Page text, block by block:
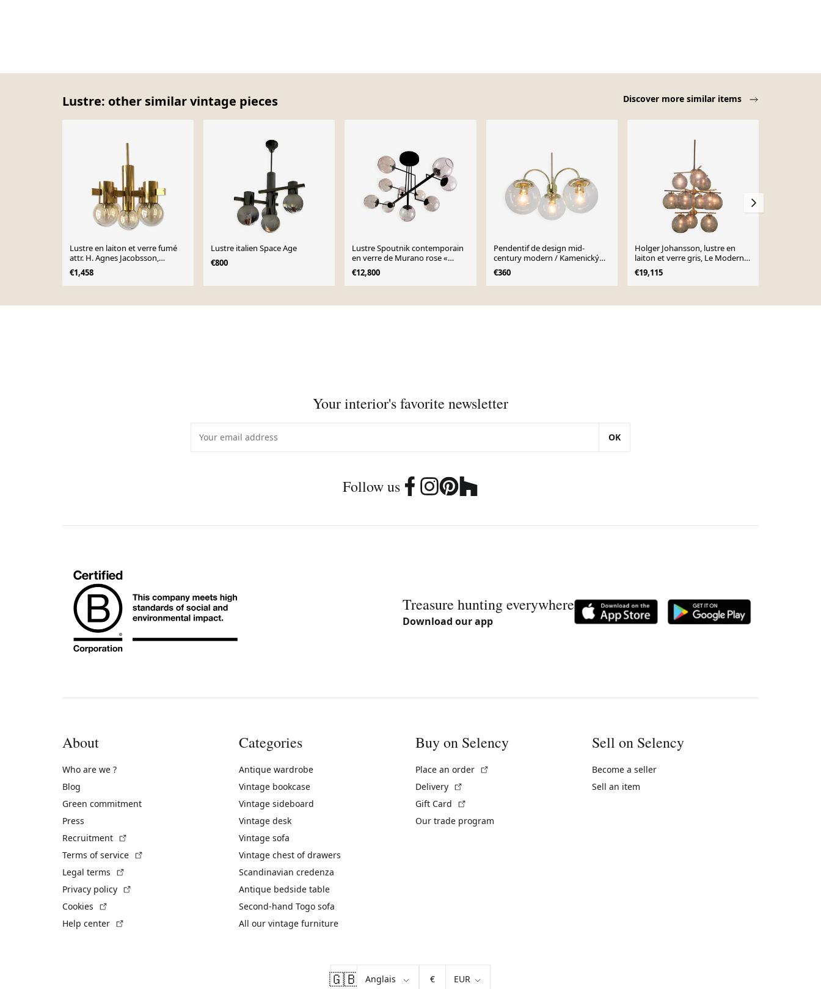
Lustre: other similar vintage pieces Discover more similar items
Lustre en laiton et verre fumé
attr. H. Agnes Jacobsson,
années 1960, Suède
€1,458
Lustre italien Space Age
€800
Lustre Spoutnik contemporain
en verre de Murano rose «
Pulegoso »
€12,800
Pendentif de design mid-
century modern / Kamenický
Šenov, années 1980
€360
Holger Johansson, lustre en
laiton et verre gris, Le Moderne
Scandinave
€19,115
Your interior's favorite newsletter
OK
Follow us
Treasure hunting everywhere
Download our app
About
Who are we ?
Blog
Green commitment
Press
Recruitment
Terms of service
Legal terms
Privacy policy
Cookies
Help center
Categories
Antique wardrobe
Vintage bookcase
Vintage sideboard
Vintage desk
Vintage sofa
Vintage chest of drawers
Scandinavian credenza
Antique bedside table
Second-hand Togo sofa
All our vintage furniture
Buy on Selency
Place an order
Delivery
Gift Card
Our trade program
Sell on Selency
Become a seller
Sell an item
🇬🇧 €